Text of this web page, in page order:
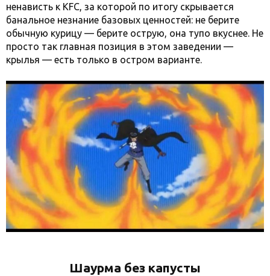
ненависть к KFC, за которой по итогу скрывается
банальное незнание базовых ценностей: не берите
обычную курицу — берите острую, она тупо вкуснее. Не
просто так главная позиция в этом заведении —
крылья — есть только в остром варианте.
Шаурма без капусты